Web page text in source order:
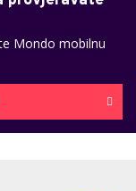
Mondo mobilnu